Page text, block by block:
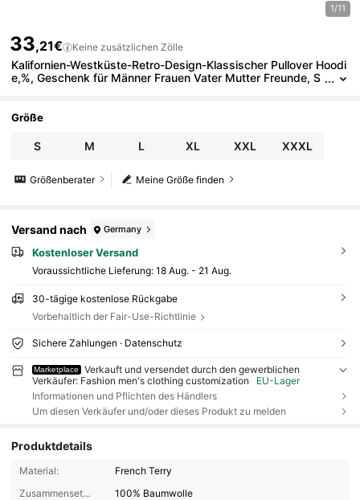
1/11
33,21€ Keine zusätzlichen Zölle
Kalifornien-Westküste-Retro-Design-Klassischer Pullover Hoodi
e,%, Geschenk für Männer Frauen Vater Mutter Freunde, S
Größe
S M L XL XXL XXXL
Meine Größe finden
Größenberater
Versand nach Germany
Kostenloser Versand
Voraussichtliche Lieferung: 18 Aug. - 21 Aug.
30-tägige kostenlose Rückgabe
Vorbehaltlich der Fair-Use-Richtlinie
Sichere Zahlungen · Datenschutz
Marketplace
Verkauft und versendet durch den gewerblichen
Verkäufer: Fashion men's clothing customization
EU-Lager
Informationen und Pflichten des Händlers
Um diesen Verkäufer und/oder dieses Produkt zu melden
Produktdetails
Material:
French Terry
Zusammensetzung:
100% Baumwolle